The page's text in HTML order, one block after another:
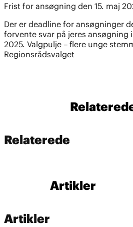
Frist for ansøgning den 15. maj
Der er deadline for ansøgninger
forvente svar på jeres ansøgning
2025. Valgpulje – flere unge
Regionsrådsvalget
Relaterede
Artikler
Artikler